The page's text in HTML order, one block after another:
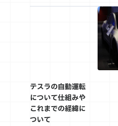
テスラの自動運転
について仕組みや
これまでの経緯に
ついて